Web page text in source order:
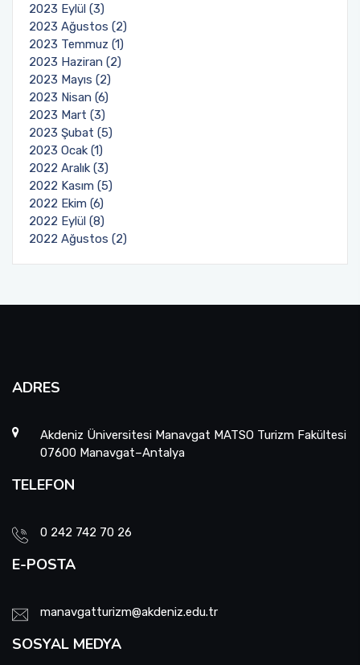
2023 Eylül (3)
2023 Ağustos (2)
2023 Temmuz (1)
2023 Haziran (2)
2023 Mayıs (2)
2023 Nisan (6)
2023 Mart (3)
2023 Şubat (5)
2023 Ocak (1)
2022 Aralık (3)
2022 Kasım (5)
2022 Ekim (6)
2022 Eylül (8)
2022 Ağustos (2)
ADRES
Akdeniz Üniversitesi Manavgat MATSO Turizm Fakültesi
07600 Manavgat–Antalya
TELEFON
0 242 742 70 26
E-POSTA
manavgatturizm@akdeniz.edu.tr
SOSYAL MEDYA